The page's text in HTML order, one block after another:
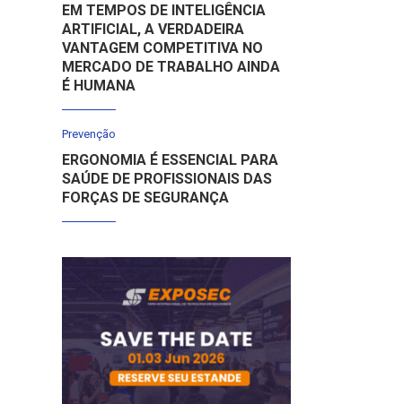
EM TEMPOS DE INTELIGÊNCIA
ARTIFICIAL, A VERDADEIRA
VANTAGEM COMPETITIVA NO
MERCADO DE TRABALHO AINDA
É HUMANA
Prevenção
ERGONOMIA É ESSENCIAL PARA
SAÚDE DE PROFISSIONAIS DAS
FORÇAS DE SEGURANÇA